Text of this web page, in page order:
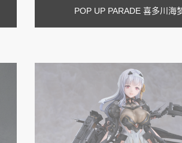
POP UP PARADE 喜多川海